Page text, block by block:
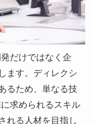
だけではなく企
ます。ディレクシ
るため、単なる技
求められるスキル
れる人材を目指し